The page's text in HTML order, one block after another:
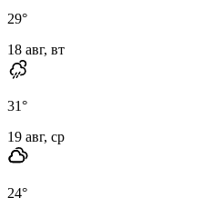
29°
18 авг, вт
31°
19 авг, ср
24°